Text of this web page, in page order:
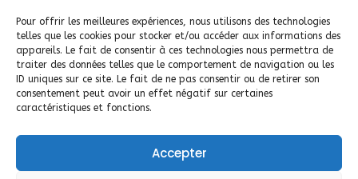
Pour offrir les meilleures expériences, nous utilisons des technologies
telles que les cookies pour stocker et/ou accéder aux informations des
appareils. Le fait de consentir à ces technologies nous permettra de
traiter des données telles que le comportement de navigation ou les
ID uniques sur ce site. Le fait de ne pas consentir ou de retirer son
consentement peut avoir un effet négatif sur certaines
caractéristiques et fonctions.
Accepter
Ottilie Création : décoratrice
d’intérieur à Bayeux
AJOUTÉ LE 12 AVRIL 2025
14 Bayeux